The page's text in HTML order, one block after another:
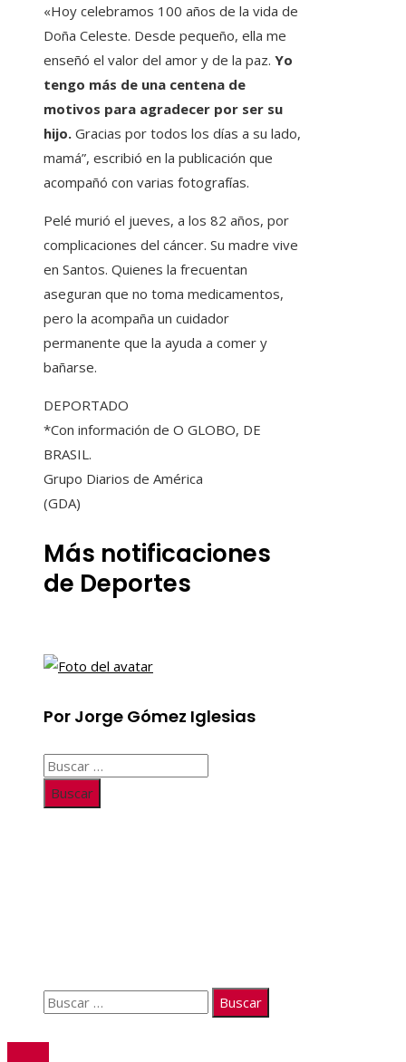
«Hoy celebramos 100 años de la vida de
Doña Celeste. Desde pequeño, ella me
enseñó el valor del amor y de la paz. Yo
tengo más de una centena de
motivos para agradecer por ser su
hijo. Gracias por todos los días a su lado,
mamá”, escribió en la publicación que
acompañó con varias fotografías.
Pelé murió el jueves, a los 82 años, por
complicaciones del cáncer. Su madre vive
en Santos. Quienes la frecuentan
aseguran que no toma medicamentos,
pero la acompaña un cuidador
permanente que la ayuda a comer y
bañarse.
DEPORTADO
*Con información de O GLOBO, DE
BRASIL.
Grupo Diarios de América
(GDA)
Más notificaciones
de Deportes
Por Jorge Gómez Iglesias
Buscar:
Buscar: